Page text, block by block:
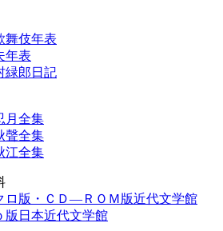
舞伎年表
年表
緑郎日記
月全集
聲全集
江全集
ロ版・ＣＤ―ＲＯＭ版近代文学館
版日本近代文学館